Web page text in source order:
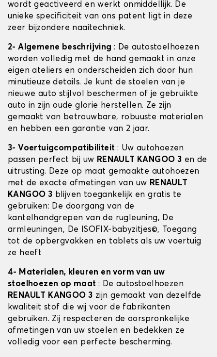
wordt geactiveerd en werkt onmiddellijk. De
unieke specificiteit van ons patent ligt in deze
zeer bijzondere naaitechniek.
2- Algemene beschrijving : De autostoelhoezen
worden volledig met de hand gemaakt in onze
eigen ateliers en onderscheiden zich door hun
minutieuze details. Je kunt de stoelen van je
nieuwe auto stijlvol beschermen of je gebruikte
auto in zijn oude glorie herstellen. Ze zijn
gemaakt van betrouwbare, robuuste materialen
en hebben een garantie van 2 jaar.
3- Voertuigcompatibiliteit : Uw autohoezen
passen perfect bij uw RENAULT KANGOO 3 en de
uitrusting. Deze op maat gemaakte autohoezen
met de exacte afmetingen van uw RENAULT
KANGOO 3 blijven toegankelijk en gratis te
gebruiken: De doorgang van de
kantelhandgrepen van de rugleuning, De
armleuningen, De ISOFIX-babyzitjes©, Toegang
tot de opbergvakken en tablets als uw voertuig
ze heeft
4- Materialen, kleuren en vorm van uw
stoelhoezen op maat : De autostoelhoezen
RENAULT KANGOO 3 zijn gemaakt van dezelfde
kwaliteit stof die wij voor de fabrikanten
gebruiken. Zij respecteren de oorspronkelijke
afmetingen van uw stoelen en bedekken ze
volledig voor een perfecte bescherming.